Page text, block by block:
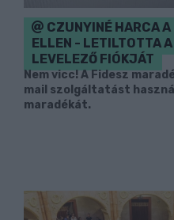
CZUNYINÉ HARCA
ELLEN - LETILTOTTA
LEVELEZŐ FIÓKJÁT
Nem vicc! A Fidesz
mail szolgáltatást
maradékát.